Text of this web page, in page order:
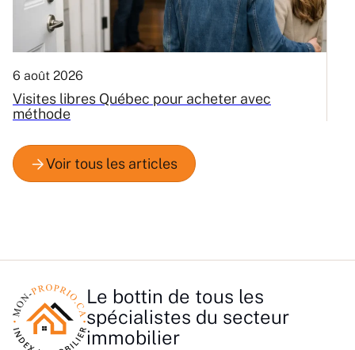
6 août 2026
Visites libres Québec pour acheter avec
méthode
Le bottin de tous les
spécialistes du secteur
immobilier